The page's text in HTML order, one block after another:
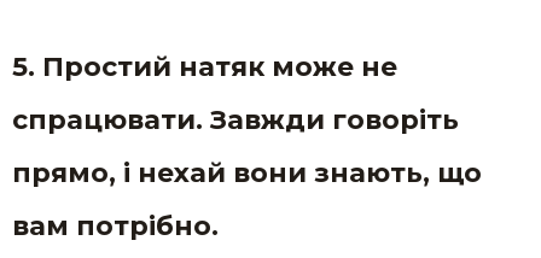
5. Простий натяк може не
спрацювати. Завжди говоріть
прямо, і нехай вони знають, що
вам потрібно.